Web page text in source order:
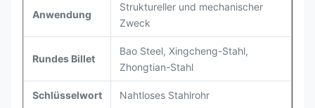
Anwendung
Struktureller und mechanischer
Zweck
Rundes Billet
Bao Steel, Xingcheng-Stahl,
Zhongtian-Stahl
Schlüsselwort Nahtloses Stahlrohr